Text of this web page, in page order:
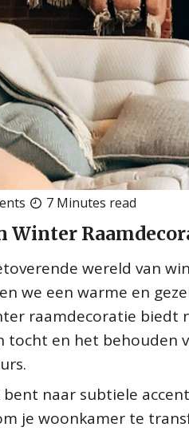
7 Minutes read
Winter
wereld van
we een warme en
raamdecoratie biedt
tocht en het behouden
naar subtiele
je woonkamer te